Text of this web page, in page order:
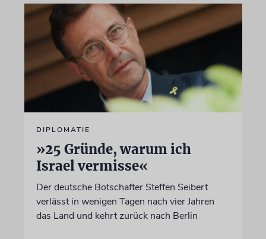
DIPLOMATIE
»25 Gründe, warum ich
Israel vermisse«
Der deutsche Botschafter Steffen Seibert
verlässt in wenigen Tagen nach vier Jahren
das Land und kehrt zurück nach Berlin